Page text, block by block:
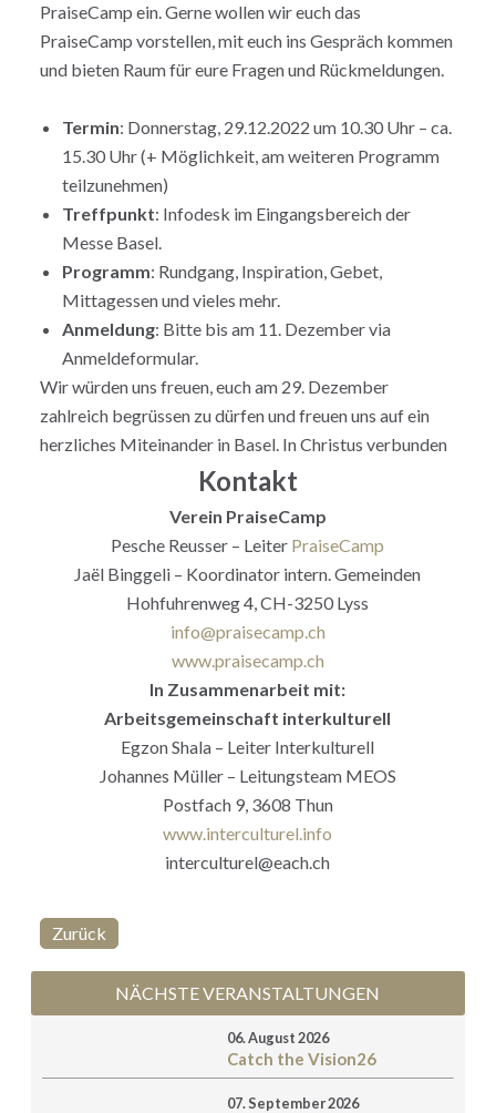
PraiseCamp ein. Gerne wollen wir euch das
PraiseCamp vorstellen, mit euch ins Gespräch kommen
und bieten Raum für eure Fragen und Rückmeldungen.
Termin: Donnerstag, 29.12.2022 um 10.30 Uhr – ca.
15.30 Uhr (+ Möglichkeit, am weiteren Programm
teilzunehmen)
Treffpunkt: Infodesk im Eingangsbereich der
Messe Basel.
Programm: Rundgang, Inspiration, Gebet,
Mittagessen und vieles mehr.
Anmeldung: Bitte bis am 11. Dezember via
Anmeldeformular.
Wir würden uns freuen, euch am 29. Dezember
zahlreich begrüssen zu dürfen und freuen uns auf ein
herzliches Miteinander in Basel. In Christus verbunden
Kontakt
Verein PraiseCamp
Pesche Reusser – Leiter PraiseCamp
Jaël Binggeli – Koordinator intern. Gemeinden
Hohfuhrenweg 4, CH-3250 Lyss
info@praisecamp.ch
www.praisecamp.ch
In Zusammenarbeit mit:
Arbeitsgemeinschaft interkulturell
Egzon Shala – Leiter Interkulturell
Johannes Müller – Leitungsteam MEOS
Postfach 9, 3608 Thun
www.interculturel.info
interculturel@each.ch
Zurück
NÄCHSTE VERANSTALTUNGEN
06. August 2026
Catch the Vision26
07. September 2026